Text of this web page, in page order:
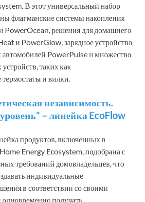
В этот универсальный набор
флагманские системы накопления
PowerOcean, решения для домашнего
и PowerGlow, зарядное устройство
автомобилей PowerPulse и множество
таких как
и вилки.
независимость.
– линейка EcoFlow
продуктов, включенных в
Energy Ecosystem, подобрана с
требований домовладельцев, что
индивидуальные
в соответствии со своими
получать